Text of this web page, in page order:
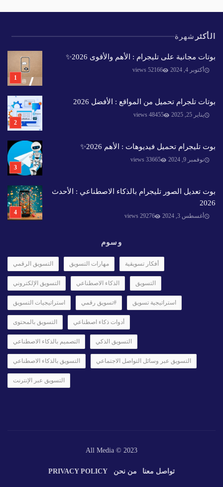
الأكثر شهرة
بوتات مجانية على تليجرام : الأهم والأقوى 2026✨️
أكتوبر 4, 2024 52166 views
بوتات تلجرام تحميل من المواقع : الأفضل 2026
يناير 25, 2025 48455 views
بوت تليجرام تحميل فيديوهات : الأهم 2026✨️
نوفمبر 9, 2024 33665 views
بوت تعديل الصور تليجرام بالذكاء الاصطناعي : الأحدث
2026
أغسطس 3, 2024 29276 views
وسوم
التسويق الرقمي مهارات التسويق أفكار تسويقية
التسويق الإلكتروني الذكاء الاصطناعي التسويق
استراتيجيات التسويق #تسويق رقمي استراتيجية تسويق
التسويق بالمحتوى أدوات ذكاء اصطناعي
التصميم بالذكاء الاصطناعي التسويق الذكي
التسويق بالذكاء الاصطناعي التسويق عبر وسائل التواصل الاجتماعي
التسويق عبر الإنترنت
All Media © 2023
تواصل معنا من نحن PRIVACY POLICY